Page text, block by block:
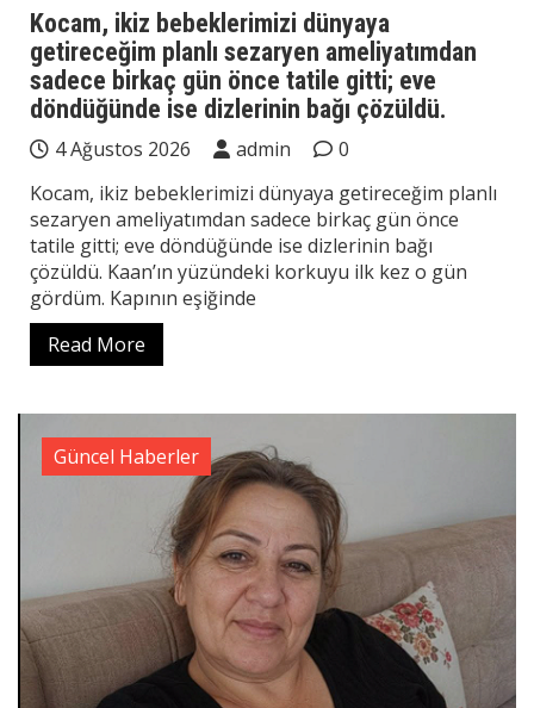
Kocam, ikiz bebeklerimizi dünyaya
getireceğim planlı sezaryen ameliyatımdan
sadece birkaç gün önce tatile gitti; eve
döndüğünde ise dizlerinin bağı çözüldü.
4 Ağustos 2026 admin
0
Kocam, ikiz bebeklerimizi dünyaya getireceğim planlı
sezaryen ameliyatımdan sadece birkaç gün önce
tatile gitti; eve döndüğünde ise dizlerinin bağı
çözüldü. Kaan’ın yüzündeki korkuyu ilk kez o gün
gördüm. Kapının eşiğinde
Read More
Güncel Haberler